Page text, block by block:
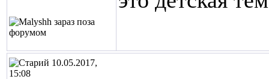
10.05.2017,
15:08